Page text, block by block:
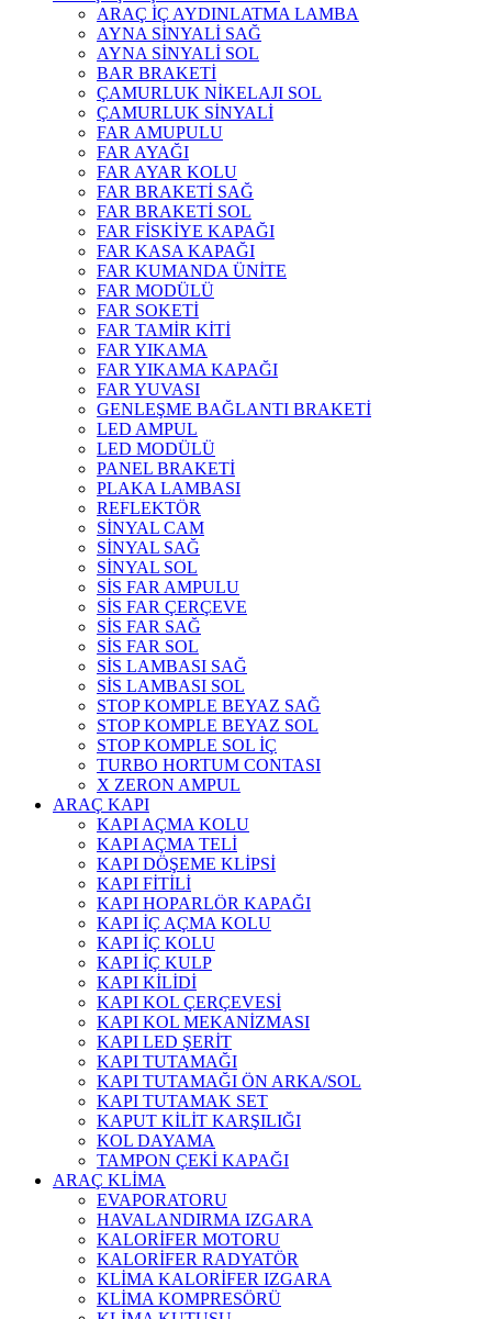
ARAÇ İÇ AYDINLATMA LAMBA
AYNA SİNYALİ SAĞ
AYNA SİNYALİ SOL
BAR BRAKETİ
ÇAMURLUK NİKELAJI SOL
ÇAMURLUK SİNYALİ
FAR AMUPULU
FAR AYAĞI
FAR AYAR KOLU
FAR BRAKETİ SAĞ
FAR BRAKETİ SOL
FAR FİSKİYE KAPAĞI
FAR KASA KAPAĞI
FAR KUMANDA ÜNİTE
FAR MODÜLÜ
FAR SOKETİ
FAR TAMİR KİTİ
FAR YIKAMA
FAR YIKAMA KAPAĞI
FAR YUVASI
GENLEŞME BAĞLANTI BRAKETİ
LED AMPUL
LED MODÜLÜ
PANEL BRAKETİ
PLAKA LAMBASI
REFLEKTÖR
SİNYAL CAM
SİNYAL SAĞ
SİNYAL SOL
SİS FAR AMPULU
SİS FAR ÇERÇEVE
SİS FAR SAĞ
SİS FAR SOL
SİS LAMBASI SAĞ
SİS LAMBASI SOL
STOP KOMPLE BEYAZ SAĞ
STOP KOMPLE BEYAZ SOL
STOP KOMPLE SOL İÇ
TURBO HORTUM CONTASI
X ZERON AMPUL
ARAÇ KAPI
KAPI AÇMA KOLU
KAPI AÇMA TELİ
KAPI DÖŞEME KLİPSİ
KAPI FİTİLİ
KAPI HOPARLÖR KAPAĞI
KAPI İÇ AÇMA KOLU
KAPI İÇ KOLU
KAPI İÇ KULP
KAPI KİLİDİ
KAPI KOL ÇERÇEVESİ
KAPI KOL MEKANİZMASI
KAPI LED ŞERİT
KAPI TUTAMAĞI
KAPI TUTAMAĞI ÖN ARKA/SOL
KAPI TUTAMAK SET
KAPUT KİLİT KARŞILIĞI
KOL DAYAMA
TAMPON ÇEKİ KAPAĞI
ARAÇ KLİMA
EVAPORATORU
HAVALANDIRMA IZGARA
KALORİFER MOTORU
KALORİFER RADYATÖR
KLİMA KALORİFER IZGARA
KLİMA KOMPRESÖRÜ